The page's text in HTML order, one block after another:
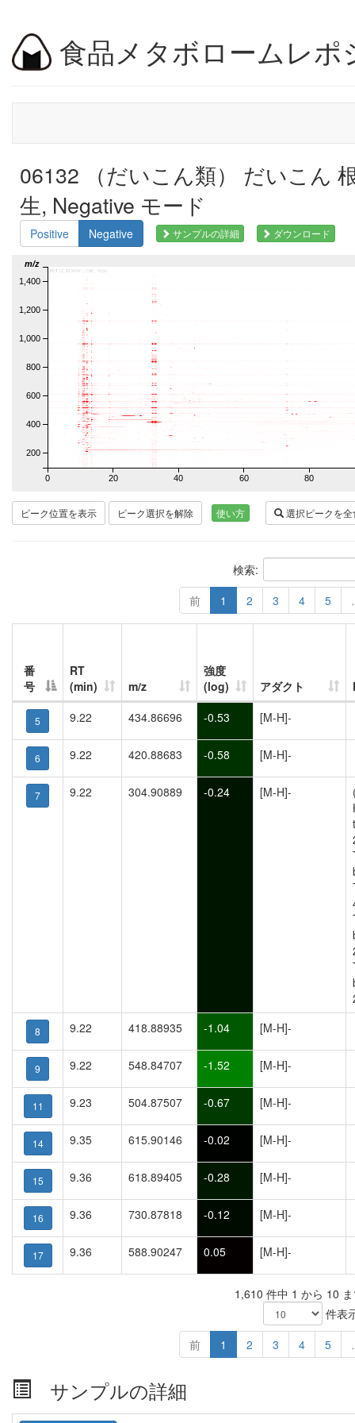
食品メタボロームレポ
06132 （だいこん類） だいこん
生, Negative モード
Positive Negative サンプルの詳細 ダウンロード
0 20 40 60 80
200
400
600
800
1,000
1,200
1,400
m/z
ピーク位置を表示 ピーク選択を解除 使い方 選択ピークを
検索:
前
1 2 3 4 5
番
号
RT
(min)
m/z
強度
(log)
アダクト
5 9.22 434.86696 -0.53 [M-H]-
6 9.22 420.88683 -0.58 [M-H]-
7 9.22 304.90889 -0.24 [M-H]-
8 9.22 418.88935 -1.04 [M-H]-
9 9.22 548.84707 -1.52 [M-H]-
11 9.23 504.87507 -0.67 [M-H]-
14 9.35 615.90146 -0.02 [M-H]-
15 9.36 618.89405 -0.28 [M-H]-
16 9.36 730.87818 -0.12 [M-H]-
17 9.36 588.90247 0.05 [M-H]-
1,610 件中 1 から 10
件表
前
1 2 3 4 5
サンプルの詳細